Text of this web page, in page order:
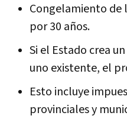
Congelamiento
por 30 años.
Si el Estado crea
uno existente, el
Esto incluye
provinciales y